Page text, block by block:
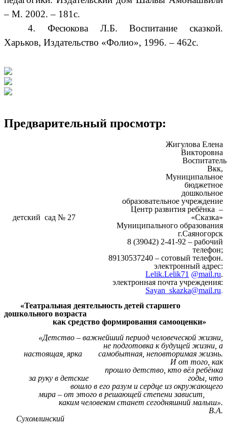
– М. 2002. – 181с.
4. Фесюкова Л.Б. Воспитание сказкой.
Харьков, Издательство «Фолио», 1996. – 462с.
Предварительный просмотр:
Жигулова Елена
Викторовна
Воспитатель
Вкк,
Муниципальное
бюджетное
дошкольное
образовательное учреждение
Центр развития ребёнка –
детский сад № 27 «Сказка»
Муниципального образования
г.Саяногорск
8 (39042) 2-41-92 – рабочий
телефон;
89130537240 – сотовый телефон.
электронный адрес:
Lelik.Lelik71 @mail.ru.
электронная почта учреждения:
Sayan_skazka@mail.ru.
«Театральная деятельность детей старшего
дошкольного возраста
как средство формирования самооценки»
«Детство – важнейший период человеческой жизни,
не подготовка к будущей жизни, а
настоящая, ярка самобытная, неповторимая жизнь.
И от того, как
прошло детство, кто вёл ребёнка
за руку в детские годы, что
вошло в его разум и сердце из окружающего
мира – от этого в решающей степени зависит,
каким человеком станет сегодняшний малыш».
В.А.
Сухомлинский